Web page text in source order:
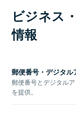
ビジネス
情報
郵便番号・デジタル
郵便番号とデジタル
を提供。